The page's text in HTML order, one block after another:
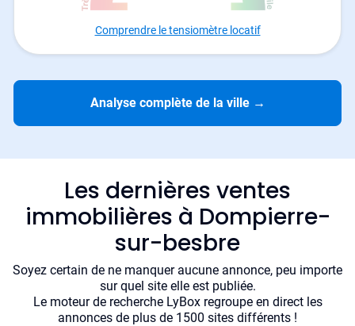
Comprendre le tensiomètre locatif
Analyse complète de la ville →
Les dernières ventes
immobilières à Dompierre-
sur-besbre
Soyez certain de ne manquer aucune annonce, peu importe
sur quel site elle est publiée.
Le moteur de recherche LyBox regroupe en direct les
annonces de plus de 1500 sites différents !